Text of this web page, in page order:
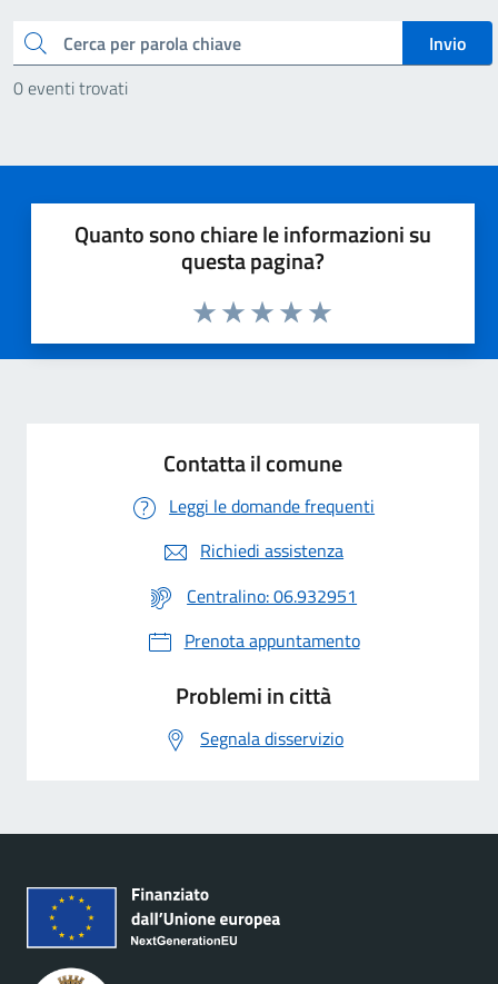
Cerca
Invio
0 eventi trovati
Quanto sono chiare le informazioni su
questa pagina?
Valuta 5 stelle su 5
Valuta 4 stelle su 5
Valuta 3 stelle su 5
Valuta 2 stelle su 5
Valuta 1 stelle su 5
Contatta il comune
Leggi le domande frequenti
Richiedi assistenza
Centralino: 06.932951
Prenota appuntamento
Problemi in città
Segnala disservizio